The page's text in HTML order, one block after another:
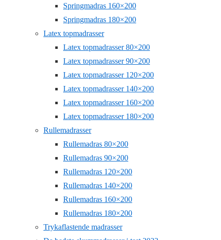
Springmadras 160×200
Springmadras 180×200
Latex topmadrasser
Latex topmadrasser 80×200
Latex topmadrasser 90×200
Latex topmadrasser 120×200
Latex topmadrasser 140×200
Latex topmadrasser 160×200
Latex topmadrasser 180×200
Rullemadrasser
Rullemadras 80×200
Rullemadras 90×200
Rullemadras 120×200
Rullemadras 140×200
Rullemadras 160×200
Rullemadras 180×200
Trykaflastende madrasser